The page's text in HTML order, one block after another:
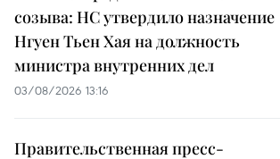
созыва: НС утвердило назначение
Нгуен Тьен Хая на должность
министра внутренних дел
03/08/2026 13:16
Правительственная пресс-